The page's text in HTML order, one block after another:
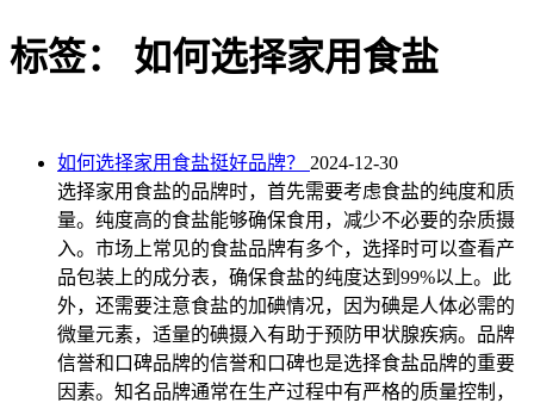
标签： 如何选择家用食盐
如何选择家用食盐挺好品牌？
2024-12-30
选择家用食盐的品牌时，首先需要考虑食盐的纯度和质
量。纯度高的食盐能够确保食用，减少不必要的杂质摄
入。市场上常见的食盐品牌有多个，选择时可以查看产
品包装上的成分表，确保食盐的纯度达到99%以上。此
外，还需要注意食盐的加碘情况，因为碘是人体必需的
微量元素，适量的碘摄入有助于预防甲状腺疾病。品牌
信誉和口碑品牌的信誉和口碑也是选择食盐品牌的重要
因素。知名品牌通常在生产过程中有严格的质量控制，